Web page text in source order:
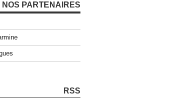
NOS PARTENAIRES
RSS